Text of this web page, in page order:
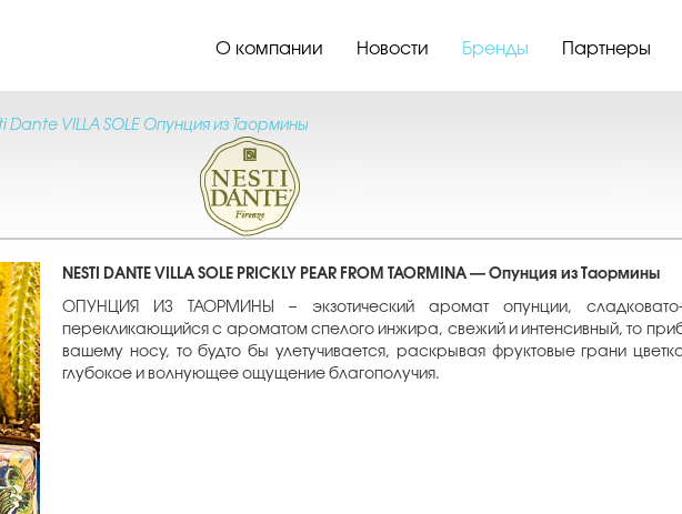
О компании Новости Бренды Партнеры
Dante VILLA SOLE Опунция из Таормины
NESTI DANTE VILLA SOLE PRICKLY PEAR FROM TAORMINA — Опунция из Таормины
ОПУНЦИЯ ИЗ ТАОРМИНЫ – экзотический аромат опунции, сладковато-
перекликающийся с ароматом спелого инжира, свежий и интенсивный, то
вашему носу, то будто бы улетучивается, раскрывая фруктовые грани
глубокое и волнующее ощущение благополучия.